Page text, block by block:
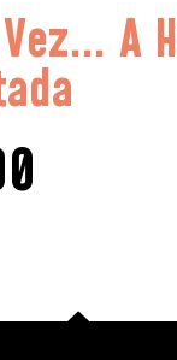
A